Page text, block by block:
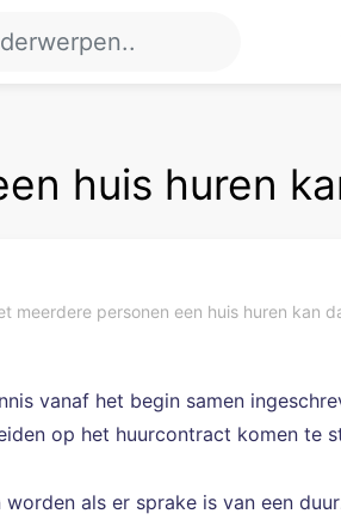
huis huren
meerdere personen een huis huren kan
vanaf het begin samen
op het huurcontract komen te
als er sprake is van een